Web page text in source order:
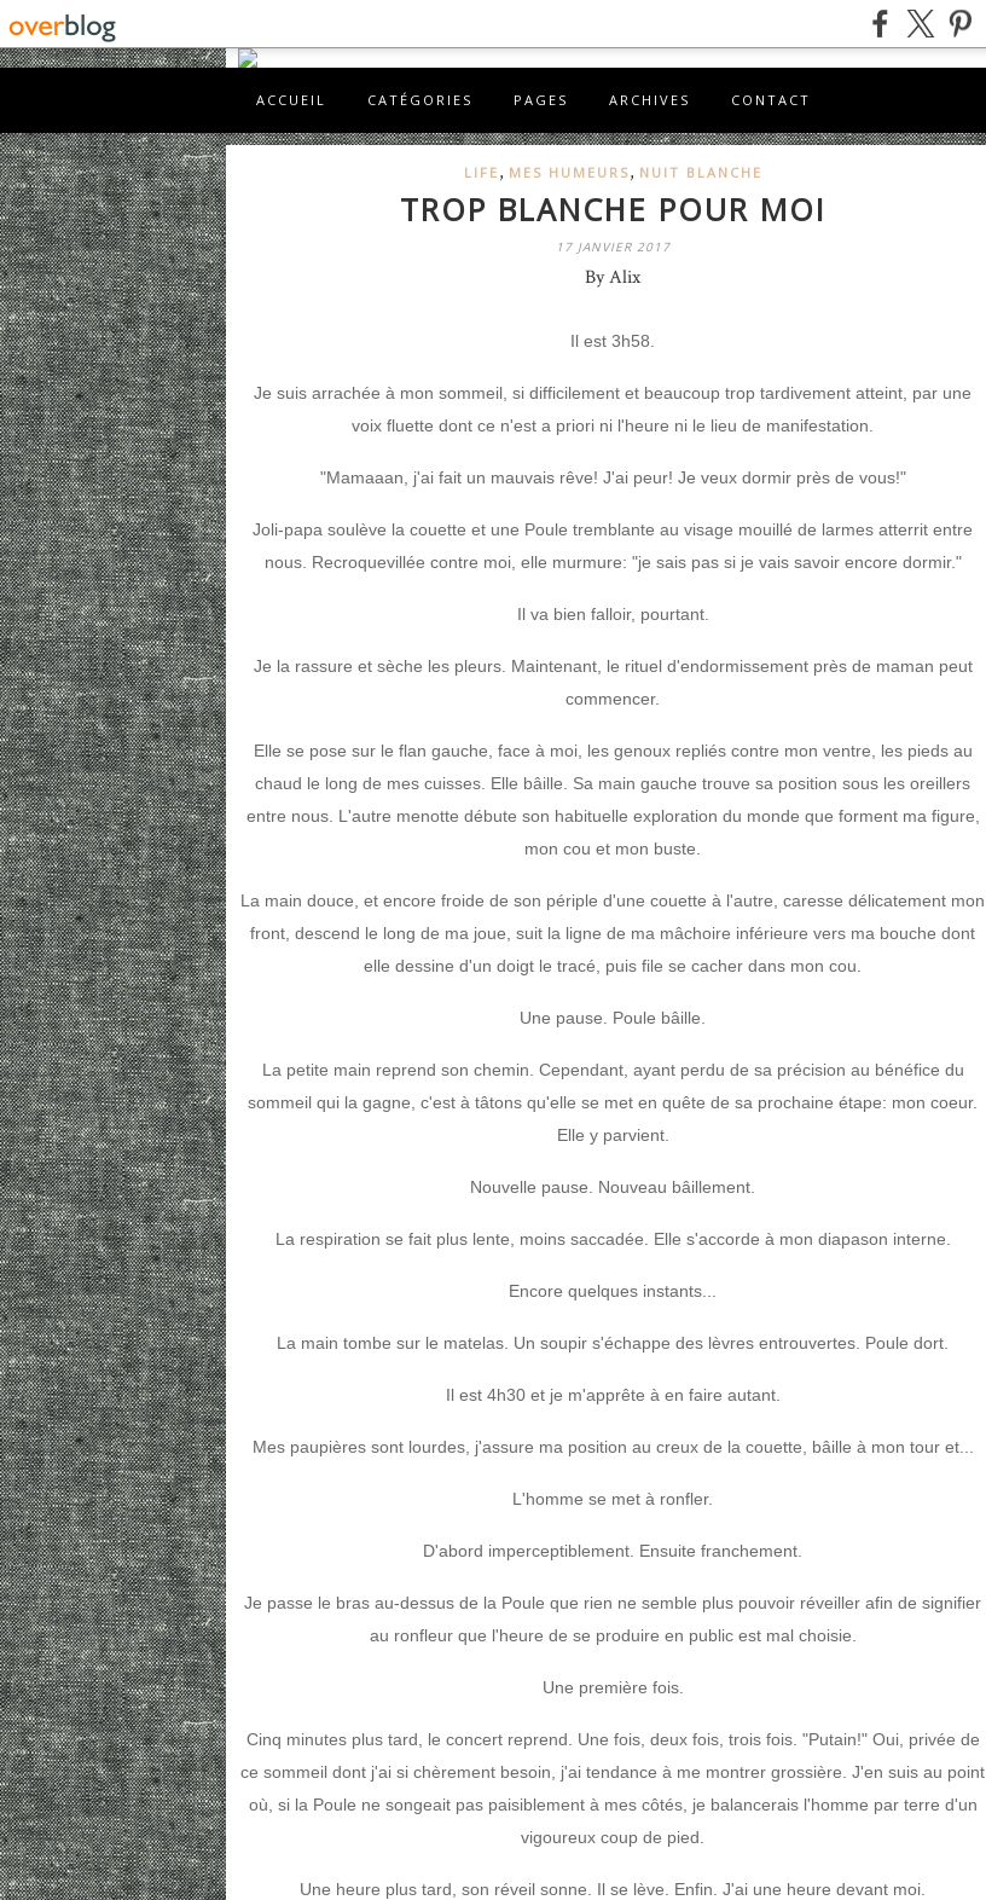
ACCUEIL CATÉGORIES PAGES ARCHIVES CONTACT
LIFE , MES HUMEURS, NUIT BLANCHE
TROP BLANCHE POUR MOI
17 JANVIER 2017
By Alix
Il est 3h58.
Je suis arrachée à mon sommeil, si difficilement et beaucoup trop tardivement atteint, par une
voix fluette dont ce n'est a priori ni l'heure ni le lieu de manifestation.
"Mamaaan, j'ai fait un mauvais rêve! J'ai peur! Je veux dormir près de vous!"
Joli-papa soulève la couette et une Poule tremblante au visage mouillé de larmes atterrit entre
nous. Recroquevillée contre moi, elle murmure: "je sais pas si je vais savoir encore dormir."
Il va bien falloir, pourtant.
Je la rassure et sèche les pleurs. Maintenant, le rituel d'endormissement près de maman peut
commencer.
Elle se pose sur le flan gauche, face à moi, les genoux repliés contre mon ventre, les pieds au
chaud le long de mes cuisses. Elle bâille. Sa main gauche trouve sa position sous les oreillers
entre nous. L'autre menotte débute son habituelle exploration du monde que forment ma figure,
mon cou et mon buste.
La main douce, et encore froide de son périple d'une couette à l'autre, caresse délicatement mon
front, descend le long de ma joue, suit la ligne de ma mâchoire inférieure vers ma bouche dont
elle dessine d'un doigt le tracé, puis file se cacher dans mon cou.
Une pause. Poule bâille.
La petite main reprend son chemin. Cependant, ayant perdu de sa précision au bénéfice du
sommeil qui la gagne, c'est à tâtons qu'elle se met en quête de sa prochaine étape: mon coeur.
Elle y parvient.
Nouvelle pause. Nouveau bâillement.
La respiration se fait plus lente, moins saccadée. Elle s'accorde à mon diapason interne.
Encore quelques instants...
La main tombe sur le matelas. Un soupir s'échappe des lèvres entrouvertes. Poule dort.
Il est 4h30 et je m'apprête à en faire autant.
Mes paupières sont lourdes, j'assure ma position au creux de la couette, bâille à mon tour et...
L'homme se met à ronfler.
D'abord imperceptiblement. Ensuite franchement.
Je passe le bras au-dessus de la Poule que rien ne semble plus pouvoir réveiller afin de signifier
au ronfleur que l'heure de se produire en public est mal choisie.
Une première fois.
Cinq minutes plus tard, le concert reprend. Une fois, deux fois, trois fois. "Putain!" Oui, privée de
ce sommeil dont j'ai si chèrement besoin, j'ai tendance à me montrer grossière. J'en suis au point
où, si la Poule ne songeait pas paisiblement à mes côtés, je balancerais l'homme par terre d'un
vigoureux coup de pied.
Une heure plus tard, son réveil sonne. Il se lève. Enfin. J'ai une heure devant moi.